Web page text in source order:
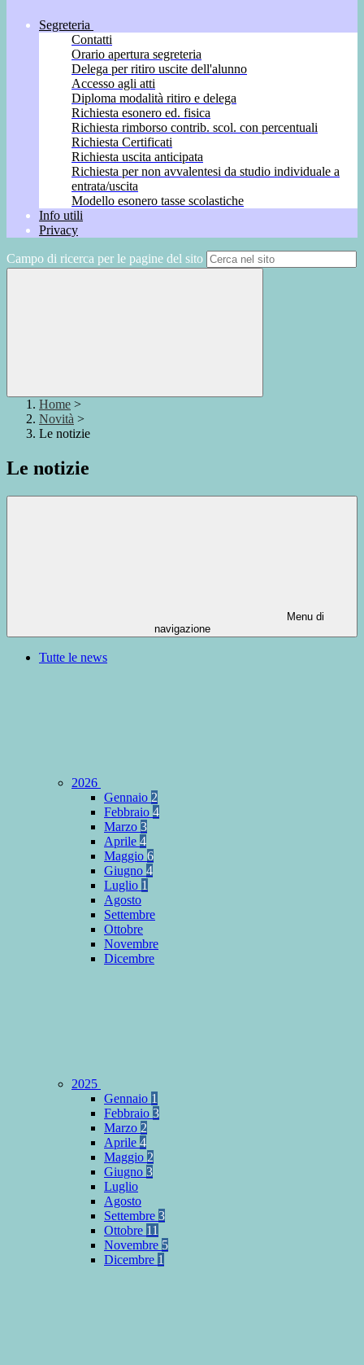
Segreteria
Contatti
Orario apertura segreteria
Delega per ritiro uscite dell'alunno
Accesso agli atti
Diploma modalità ritiro e delega
Richiesta esonero ed. fisica
Richiesta rimborso contrib. scol. con percentuali
Richiesta Certificati
Richiesta uscita anticipata
Richiesta per non avvalentesi da studio individuale a
entrata/uscita
Modello esonero tasse scolastiche
Info utili
Privacy
Campo di ricerca per le pagine del sito
Home >
Novità >
Le notizie
Le notizie
Menu di
navigazione
Tutte le news
2026
Gennaio 2
Febbraio 4
Marzo 3
Aprile 4
Maggio 6
Giugno 4
Luglio 1
Agosto
Settembre
Ottobre
Novembre
Dicembre
2025
Gennaio 1
Febbraio 3
Marzo 2
Aprile 4
Maggio 2
Giugno 3
Luglio
Agosto
Settembre 3
Ottobre 11
Novembre 5
Dicembre 1